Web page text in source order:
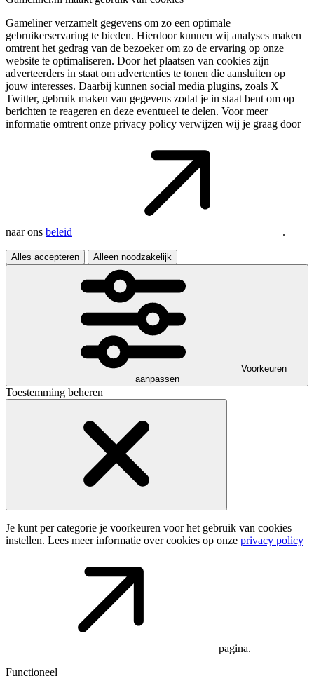
Gameliner verzamelt gegevens om zo een optimale
gebruikerservaring te bieden. Hierdoor kunnen wij analyses maken
omtrent het gedrag van de bezoeker om zo de ervaring op onze
website te optimaliseren. Door het plaatsen van cookies zijn
adverteerders in staat om advertenties te tonen die aansluiten op
jouw interesses. Daarbij kunnen social media plugins, zoals X
Twitter, gebruik maken van gegevens zodat je in staat bent om op
berichten te reageren en deze eventueel te delen. Voor meer
informatie omtrent onze privacy policy verwijzen wij je graag door
naar ons beleid .
Alles accepteren Alleen noodzakelijk
Voorkeuren
aanpassen
Toestemming beheren
Je kunt per categorie je voorkeuren voor het gebruik van cookies
instellen. Lees meer informatie over cookies op onze privacy policy
pagina.
Functioneel